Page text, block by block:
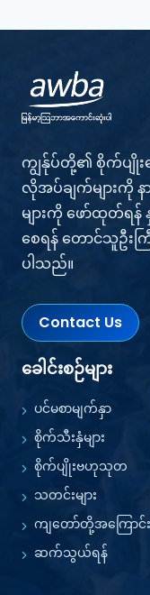
ကျွန်ုပ်တို့၏ စိုက်ပျိုး
လိုအပ်ချက်များကို
များကို ဖော်ထုတ်ရန်
စေရန် တောင်သူဦးက
ပါသည်။
Contact Us
ခေါင်းစဉ်များ
ပင်မစာမျက်နှာ
စိုက်သီးနှံများ
စိုက်ပျိုးဗဟုသုတ
သတင်းများ
ကျတော်တို့အကြောင်း
ဆက်သွယ်ရန်